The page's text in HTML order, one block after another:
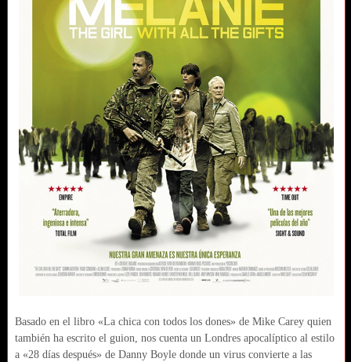
Basado en el libro «La chica con todos los dones» de Mike Carey quien
también ha escrito el guion, nos cuenta un Londres apocalíptico al estilo
a «28 días después» de Danny Boyle donde un virus convierte a las